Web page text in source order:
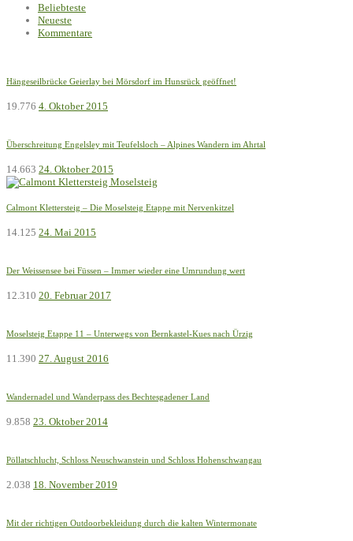
Beliebteste
Neueste
Kommentare
Hängeseilbrücke Geierlay bei Mörsdorf im Hunsrück geöffnet!
19.776 4. Oktober 2015
Überschreitung Engelsley mit Teufelsloch – Alpines Wandern im Ahrtal
14.663 24. Oktober 2015
Calmont Klettersteig – Die Moselsteig Etappe mit Nervenkitzel
14.125 24. Mai 2015
Der Weissensee bei Füssen – Immer wieder eine Umrundung wert
12.310 20. Februar 2017
Moselsteig Etappe 11 – Unterwegs von Bernkastel-Kues nach Ürzig
11.390 27. August 2016
Wandernadel und Wanderpass des Bechtesgadener Land
9.858 23. Oktober 2014
Pöllatschlucht, Schloss Neuschwanstein und Schloss Hohenschwangau
2.038 18. November 2019
Mit der richtigen Outdoorbekleidung durch die kalten Wintermonate